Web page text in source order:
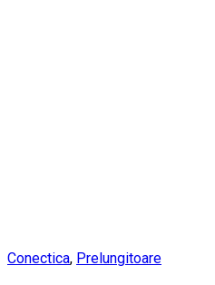
Conectica, Prelungitoare